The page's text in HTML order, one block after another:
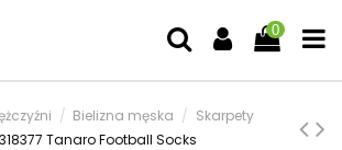
0
Bielizna męska
Skarpety
318377 Tanaro Football Socks